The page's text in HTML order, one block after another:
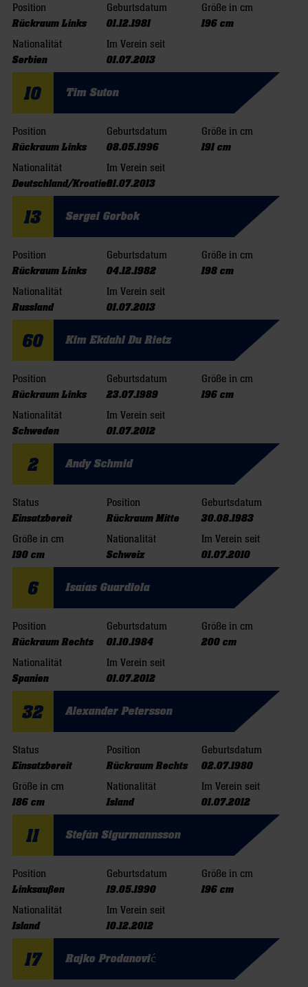
Position
Rückraum Links
Geburtsdatum
01.12.1981
Größe in cm
196 cm
Nationalität
Serbien
Im Verein seit
01.07.2013
10 Tim Suton
Position
Rückraum Links
Geburtsdatum
08.05.1996
Größe in cm
191 cm
Nationalität
Deutschland/Kroatien
Im Verein seit
01.07.2013
13 Sergei Gorbok
Position
Rückraum Links
Geburtsdatum
04.12.1982
Größe in cm
198 cm
Nationalität
Russland
Im Verein seit
01.07.2013
60 Kim Ekdahl Du Rietz
Position
Rückraum Links
Geburtsdatum
23.07.1989
Größe in cm
196 cm
Nationalität
Schweden
Im Verein seit
01.07.2012
2 Andy Schmid
Status
Einsatzbereit
Position
Rückraum Mitte
Geburtsdatum
30.08.1983
Größe in cm
190 cm
Nationalität
Schweiz
Im Verein seit
01.07.2010
6 Isaías Guardiola
Position
Rückraum Rechts
Geburtsdatum
01.10.1984
Größe in cm
200 cm
Nationalität
Spanien
Im Verein seit
01.07.2012
32 Alexander Petersson
Status
Einsatzbereit
Position
Rückraum Rechts
Geburtsdatum
02.07.1980
Größe in cm
186 cm
Nationalität
Island
Im Verein seit
01.07.2012
11 Stefán Sigurmannsson
Position
Linksaußen
Geburtsdatum
19.05.1990
Größe in cm
196 cm
Nationalität
Island
Im Verein seit
10.12.2012
17 Rajko Prodanović